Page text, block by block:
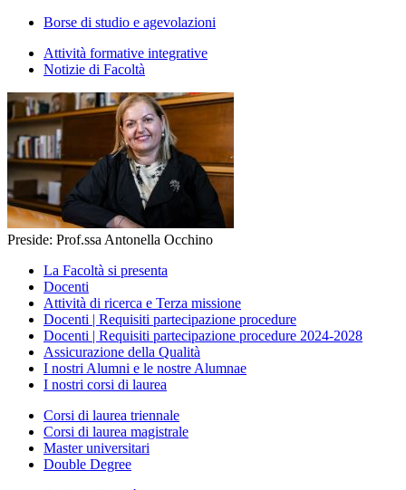
Borse di studio e agevolazioni
Attività formative integrative
Notizie di Facoltà
Preside: Prof.ssa Antonella Occhino
La Facoltà si presenta
Docenti
Attività di ricerca e Terza missione
Docenti | Requisiti partecipazione procedure
Docenti | Requisiti partecipazione procedure 2024-2028
Assicurazione della Qualità
I nostri Alumni e le nostre Alumnae
I nostri corsi di laurea
Corsi di laurea triennale
Corsi di laurea magistrale
Master universitari
Double Degree